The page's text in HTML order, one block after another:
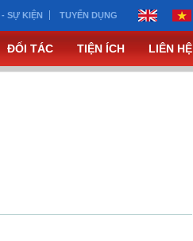
SỰ KIỆN TUYỂN DỤNG
ĐỐI TÁC TIỆN ÍCH LIÊN HỆ